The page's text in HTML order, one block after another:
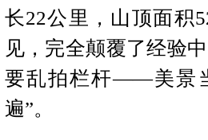
长22公里，山顶面积
见，完全颠覆了经验
要乱拍栏杆——美景
遍”。